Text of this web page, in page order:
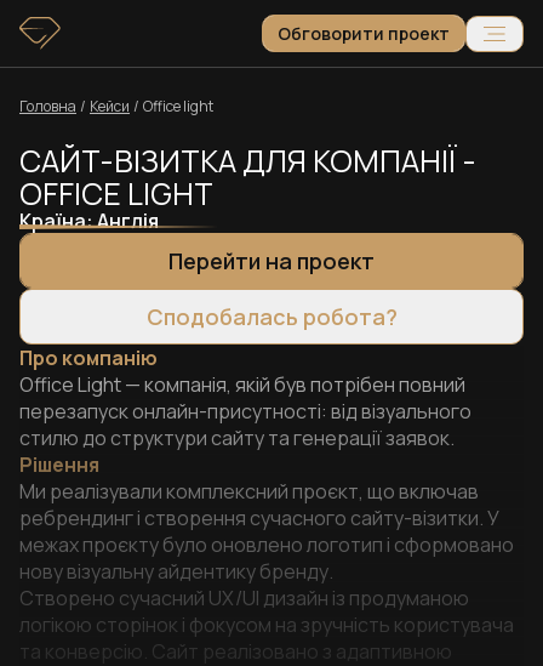
Обговорити проект
Головна / Кейси / Office light
САЙТ-ВІЗИТКА ДЛЯ КОМПАНІЇ -
OFFICE LIGHT
Країна:Англія
Перейти на проект
Сподобалась робота?
Про компанію
Office Light — компанія, якій був потрібен повний
перезапуск онлайн-присутності: від візуального
стилю до структури сайту та генерації заявок.
Рішення
Ми реалізували комплексний проєкт, що включав
ребрендинг і створення сучасного сайту-візитки. У
межах проєкту було оновлено логотип і сформовано
нову візуальну айдентику бренду.
Створено сучасний UX/UI дизайн із продуманою
логікою сторінок і фокусом на зручність користувача
та конверсію. Сайт реалізовано з адаптивною